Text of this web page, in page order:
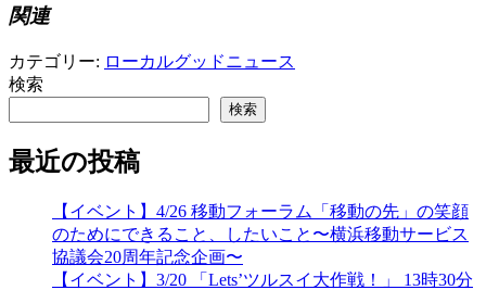
関連
カテゴリー: ローカルグッドニュース
検索
検索
最近の投稿
【イベント】4/26 移動フォーラム「移動の先」の笑顔
のためにできること、したいこと〜横浜移動サービス
協議会20周年記念企画〜
【イベント】3/20 「Lets’ツルスイ大作戦！」 13時30分